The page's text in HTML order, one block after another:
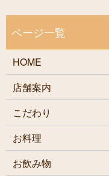
HOME
店舗案内
こだわり
お料理
お飲み物